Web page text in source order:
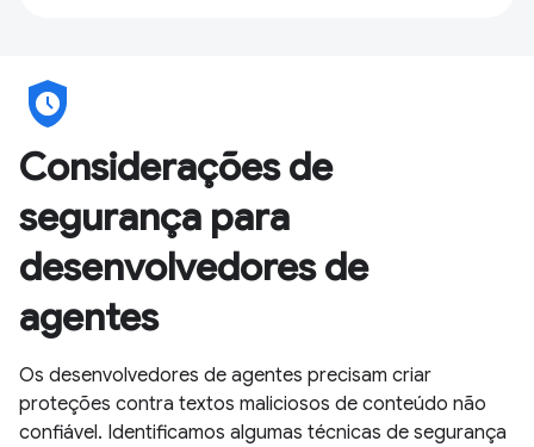
safety_check
Considerações de
segurança para
desenvolvedores de
agentes
Os desenvolvedores de agentes precisam criar
proteções contra textos maliciosos de conteúdo não
confiável. Identificamos algumas técnicas de segurança